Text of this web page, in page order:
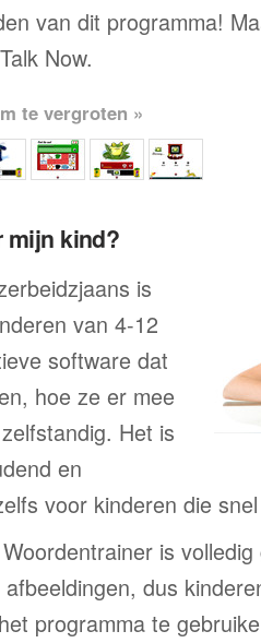
van dit programma!
Now.
te vergroten »
mijn kind?
is
van 4-12
software dat
hoe ze er mee
Het is
en
voor kinderen die
is
dus
programma te